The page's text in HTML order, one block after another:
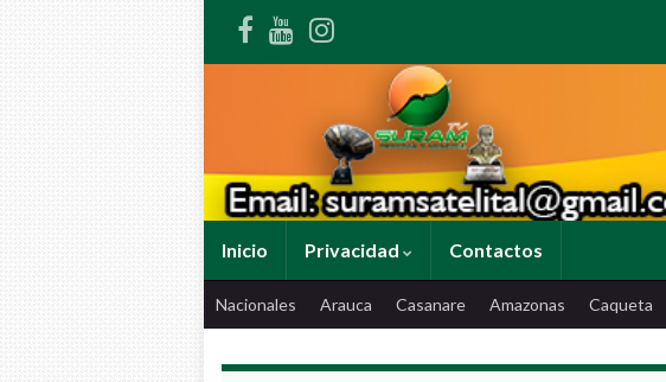
Inicio Privacidad Contactos
Nacionales Arauca Casanare Amazonas Caqueta